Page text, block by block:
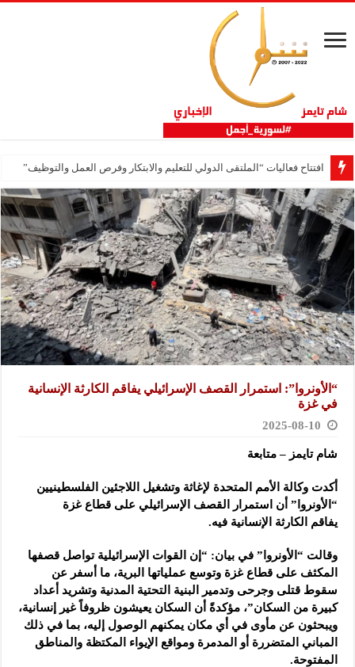
افتتاح فعاليات “الملتقى الدولي للتعليم والابتكار وفرص العمل والتوظيف”
“الأونروا”: استمرار القصف الإسرائيلي يفاقم الكارثة الإنسانية
في غزة
2025-08-10
شام تايمز – متابعة
أكدت وكالة الأمم المتحدة لإغاثة وتشغيل اللاجئين الفلسطينيين
“الأونروا” أن استمرار القصف الإسرائيلي على قطاع غزة
يفاقم الكارثة الإنسانية فيه.
وقالت “الأونروا” في بيان: “إن القوات الإسرائيلية تواصل قصفها
المكثف على قطاع غزة وتوسع عملياتها البرية، ما أسفر عن
سقوط قتلى وجرحى وتدمير البنية التحتية المدنية وتشريد أعداد
كبيرة من السكان”، مؤكدةً أن السكان يعيشون ظروفاً غير إنسانية،
ويبحثون عن مأوى في أي مكان يمكنهم الوصول إليه، بما في ذلك
المباني المتضررة أو المدمرة ومواقع الإيواء المكتظة والمناطق
المفتوحة.